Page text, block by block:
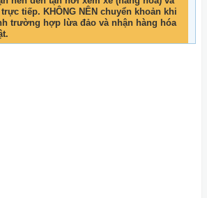
tiếp. KHÔNG NÊN chuyển khoản khi
trường hợp lừa đảo và nhận hàng hóa